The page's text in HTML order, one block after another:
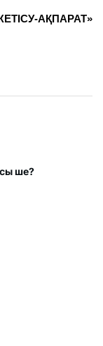
АҚПАРАТ»
ше?